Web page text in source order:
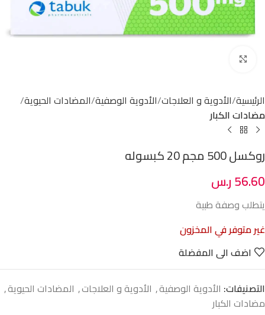
الرئيسية الأدوية و العلاجات الأدوية الوصفية المضادات الحيوية
مضادات الكبار
روكسل 500 مجم 20 كبسوله
56.60ر.س
يتطلب وصفة طبية
غير متوفر في المخزون
اضف الى المفضلة
التصنيفات: الأدوية الوصفية, الأدوية و العلاجات, المضادات الحيوية,
مضادات الكبار